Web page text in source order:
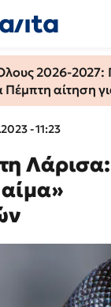
2026-
Πέμπτη αίτηση
- 11:23